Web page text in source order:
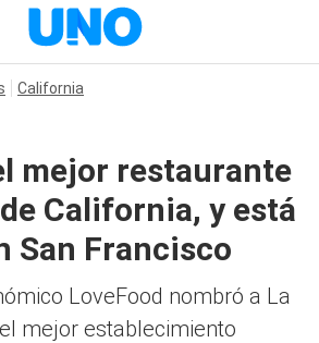
California
mejor restaurante
California, y está
San Francisco
LoveFood nombró a La
mejor establecimiento